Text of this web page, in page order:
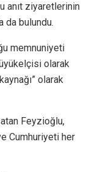
anıt ziyaretlerinin
da bulundu.
memnuniyeti
olarak
olarak
Feyzioğlu,
Cumhuriyeti her